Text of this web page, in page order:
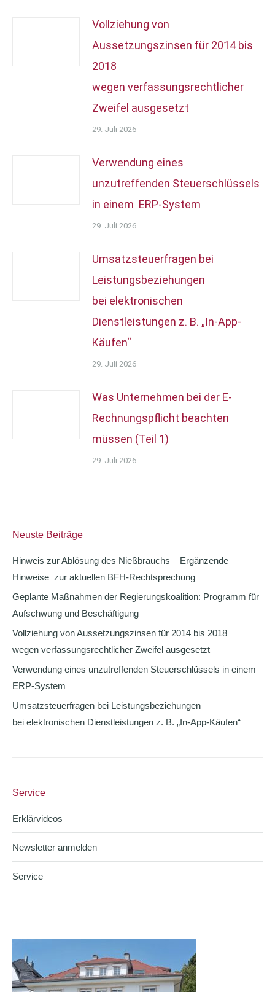
Vollziehung von
Aussetzungszinsen für 2014 bis
2018
wegen verfassungsrechtlicher
Zweifel ausgesetzt
29. Juli 2026
Verwendung eines
unzutreffenden Steuerschlüssels
in einem ERP-System
29. Juli 2026
Umsatzsteuerfragen bei
Leistungsbeziehungen
bei elektronischen
Dienstleistungen z. B. „In-App-
Käufen“
29. Juli 2026
Was Unternehmen bei der E-
Rechnungspflicht beachten
müssen (Teil 1)
29. Juli 2026
Neuste Beiträge
Hinweis zur Ablösung des Nießbrauchs – Ergänzende
Hinweise zur aktuellen BFH-Rechtsprechung
Geplante Maßnahmen der Regierungskoalition: Programm für
Aufschwung und Beschäftigung
Vollziehung von Aussetzungszinsen für 2014 bis 2018
wegen verfassungsrechtlicher Zweifel ausgesetzt
Verwendung eines unzutreffenden Steuerschlüssels in einem
ERP-System
Umsatzsteuerfragen bei Leistungsbeziehungen
bei elektronischen Dienstleistungen z. B. „In-App-Käufen“
Service
Erklärvideos
Newsletter anmelden
Service